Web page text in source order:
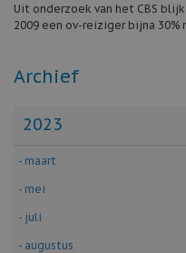
Uit onderzoek van het CBS
2009 een ov-reiziger bijna 30%
Archief
2023
- maart
- mei
- juli
- augustus